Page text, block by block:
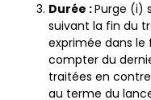
Durée :Purge (i)
suivant la fin du
exprimée dans le
compter du
traitées en
au terme du